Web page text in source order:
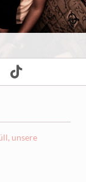
unsere